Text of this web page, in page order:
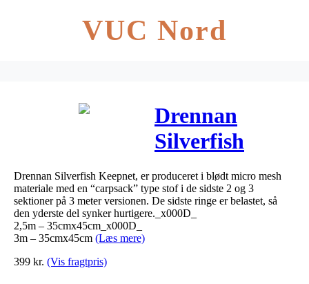
VUC Nord
Drennan
Silverfish
Keepnet
Drennan Silverfish Keepnet, er produceret i blødt micro mesh
materiale med en “carpsack” type stof i de sidste 2 og 3
sektioner på 3 meter versionen. De sidste ringe er belastet, så
den yderste del synker hurtigere._x000D_
2,5m – 35cmx45cm_x000D_
3m – 35cmx45cm (Læs mere)
399 kr. (Vis fragtpris)